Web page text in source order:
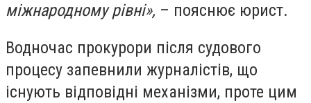
міжнародному рівні», – пояснює юрист.
Водночас прокурори після судового
процесу запевнили журналістів, що
існують відповідні механізми, проте цим